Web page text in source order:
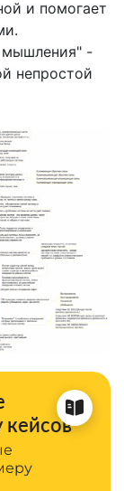
и помогает
мышления" -
непростой
кейсов